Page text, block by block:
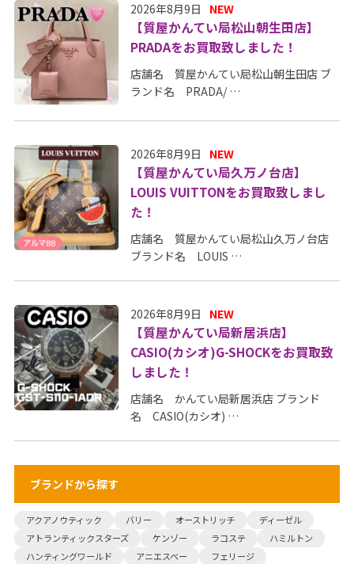
2026年8月9日 NEW
【質屋かんてい局松山朝生田店】
PRADAをお買取致しました！
店舗名 質屋かんてい局松山朝生田店 ブ
ランド名 PRADA/ …
2026年8月9日 NEW
【質屋かんてい局久万ノ台店】
LOUIS VUITTONをお買取致しまし
た！
店舗名 質屋かんてい局松山久万ノ台店
ブランド名 LOUIS …
2026年8月9日 NEW
【質屋かんてい局新居浜店】
CASIO(カシオ)G-SHOCKをお買取致
しました！
店舗名 かんてい局新居浜店 ブランド
名 CASIO(カシオ) …
ブランドから探す
アクアノウティック バリー オーストリッチ
ディーゼル
アトランティックスターズ
ケンゾー ラコステ
ハミルトン
ハンティングワールド
アニエスベー
フェリージ